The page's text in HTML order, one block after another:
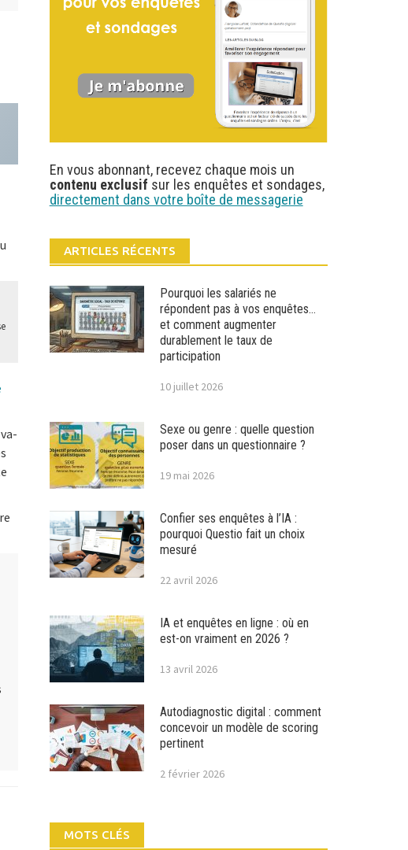
En vous abonnant, recevez chaque mois un
contenu exclusif sur les enquêtes et sondages,
directement dans votre boîte de messagerie
ARTICLES RÉCENTS
Pourquoi les salariés ne
répondent pas à vos enquêtes…
et comment augmenter
durablement le taux de
participation
10 juillet 2026
Sexe ou genre : quelle question
poser dans un questionnaire ?
19 mai 2026
Confier ses enquêtes à l’IA :
pourquoi Questio fait un choix
mesuré
22 avril 2026
IA et enquêtes en ligne : où en
est-on vraiment en 2026 ?
13 avril 2026
Autodiagnostic digital : comment
concevoir un modèle de scoring
pertinent
2 février 2026
MOTS CLÉS